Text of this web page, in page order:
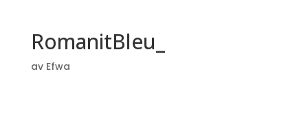
RomanitBleu_
av Efwa